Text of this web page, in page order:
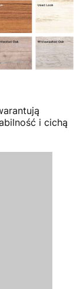
i cichą